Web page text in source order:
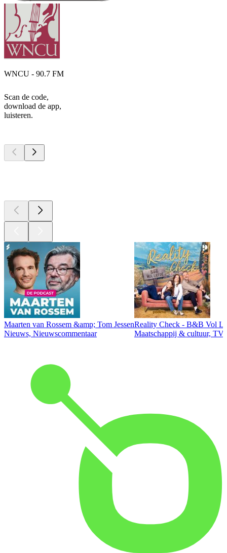
WNCU - 90.7 FM
Scan de code,
download de app,
luisteren.
Maarten van Rossem &amp; Tom Jessen
Nieuws, Nieuwscommentaar
Reality Check - B&B Vol
Maatschappij & cultuur,